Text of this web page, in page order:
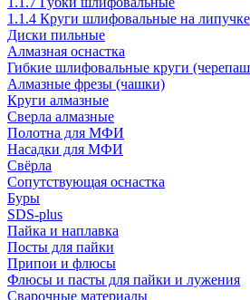
1.1.4 Круги шлифовальные на липучке
Диски пильные
Алмазная оснастка
Гибкие шлифовальные круги
Алмазные фрезы (чашки)
Круги алмазные
Сверла алмазные
Полотна для МФИ
Насадки для МФИ
Свёрла
Сопутствующая оснастка
Буры
SDS-plus
Пайка и наплавка
Посты для пайки
Припои и флюсы
Флюсы и пасты для пайки и лужения
Сварочные материалы